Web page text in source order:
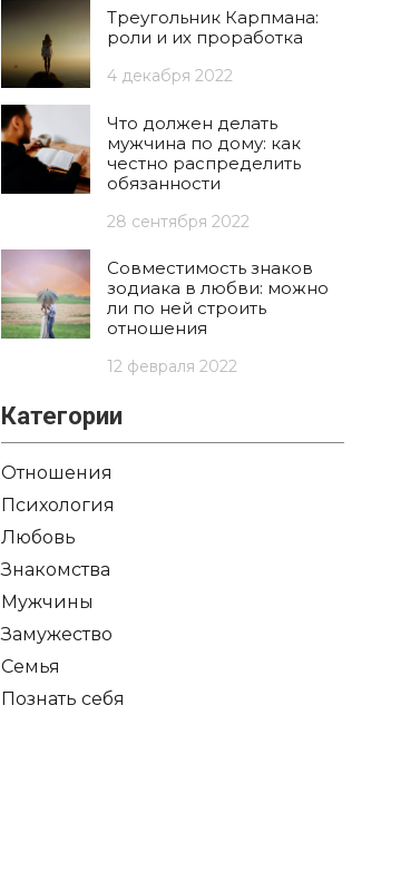
Треугольник Карпмана:
роли и их проработка
4 декабря 2022
Что должен делать
мужчина по дому: как
честно распределить
обязанности
28 сентября 2022
Совместимость знаков
зодиака в любви: можно
ли по ней строить
отношения
12 февраля 2022
Категории
Отношения
Психология
Любовь
Знакомства
Мужчины
Замужество
Семья
Познать себя